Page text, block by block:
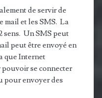
de servir de
mail et les SMS. La
sens. Un SMS peut
peut être envoyé en
que Internet
se connecter
pour envoyer des